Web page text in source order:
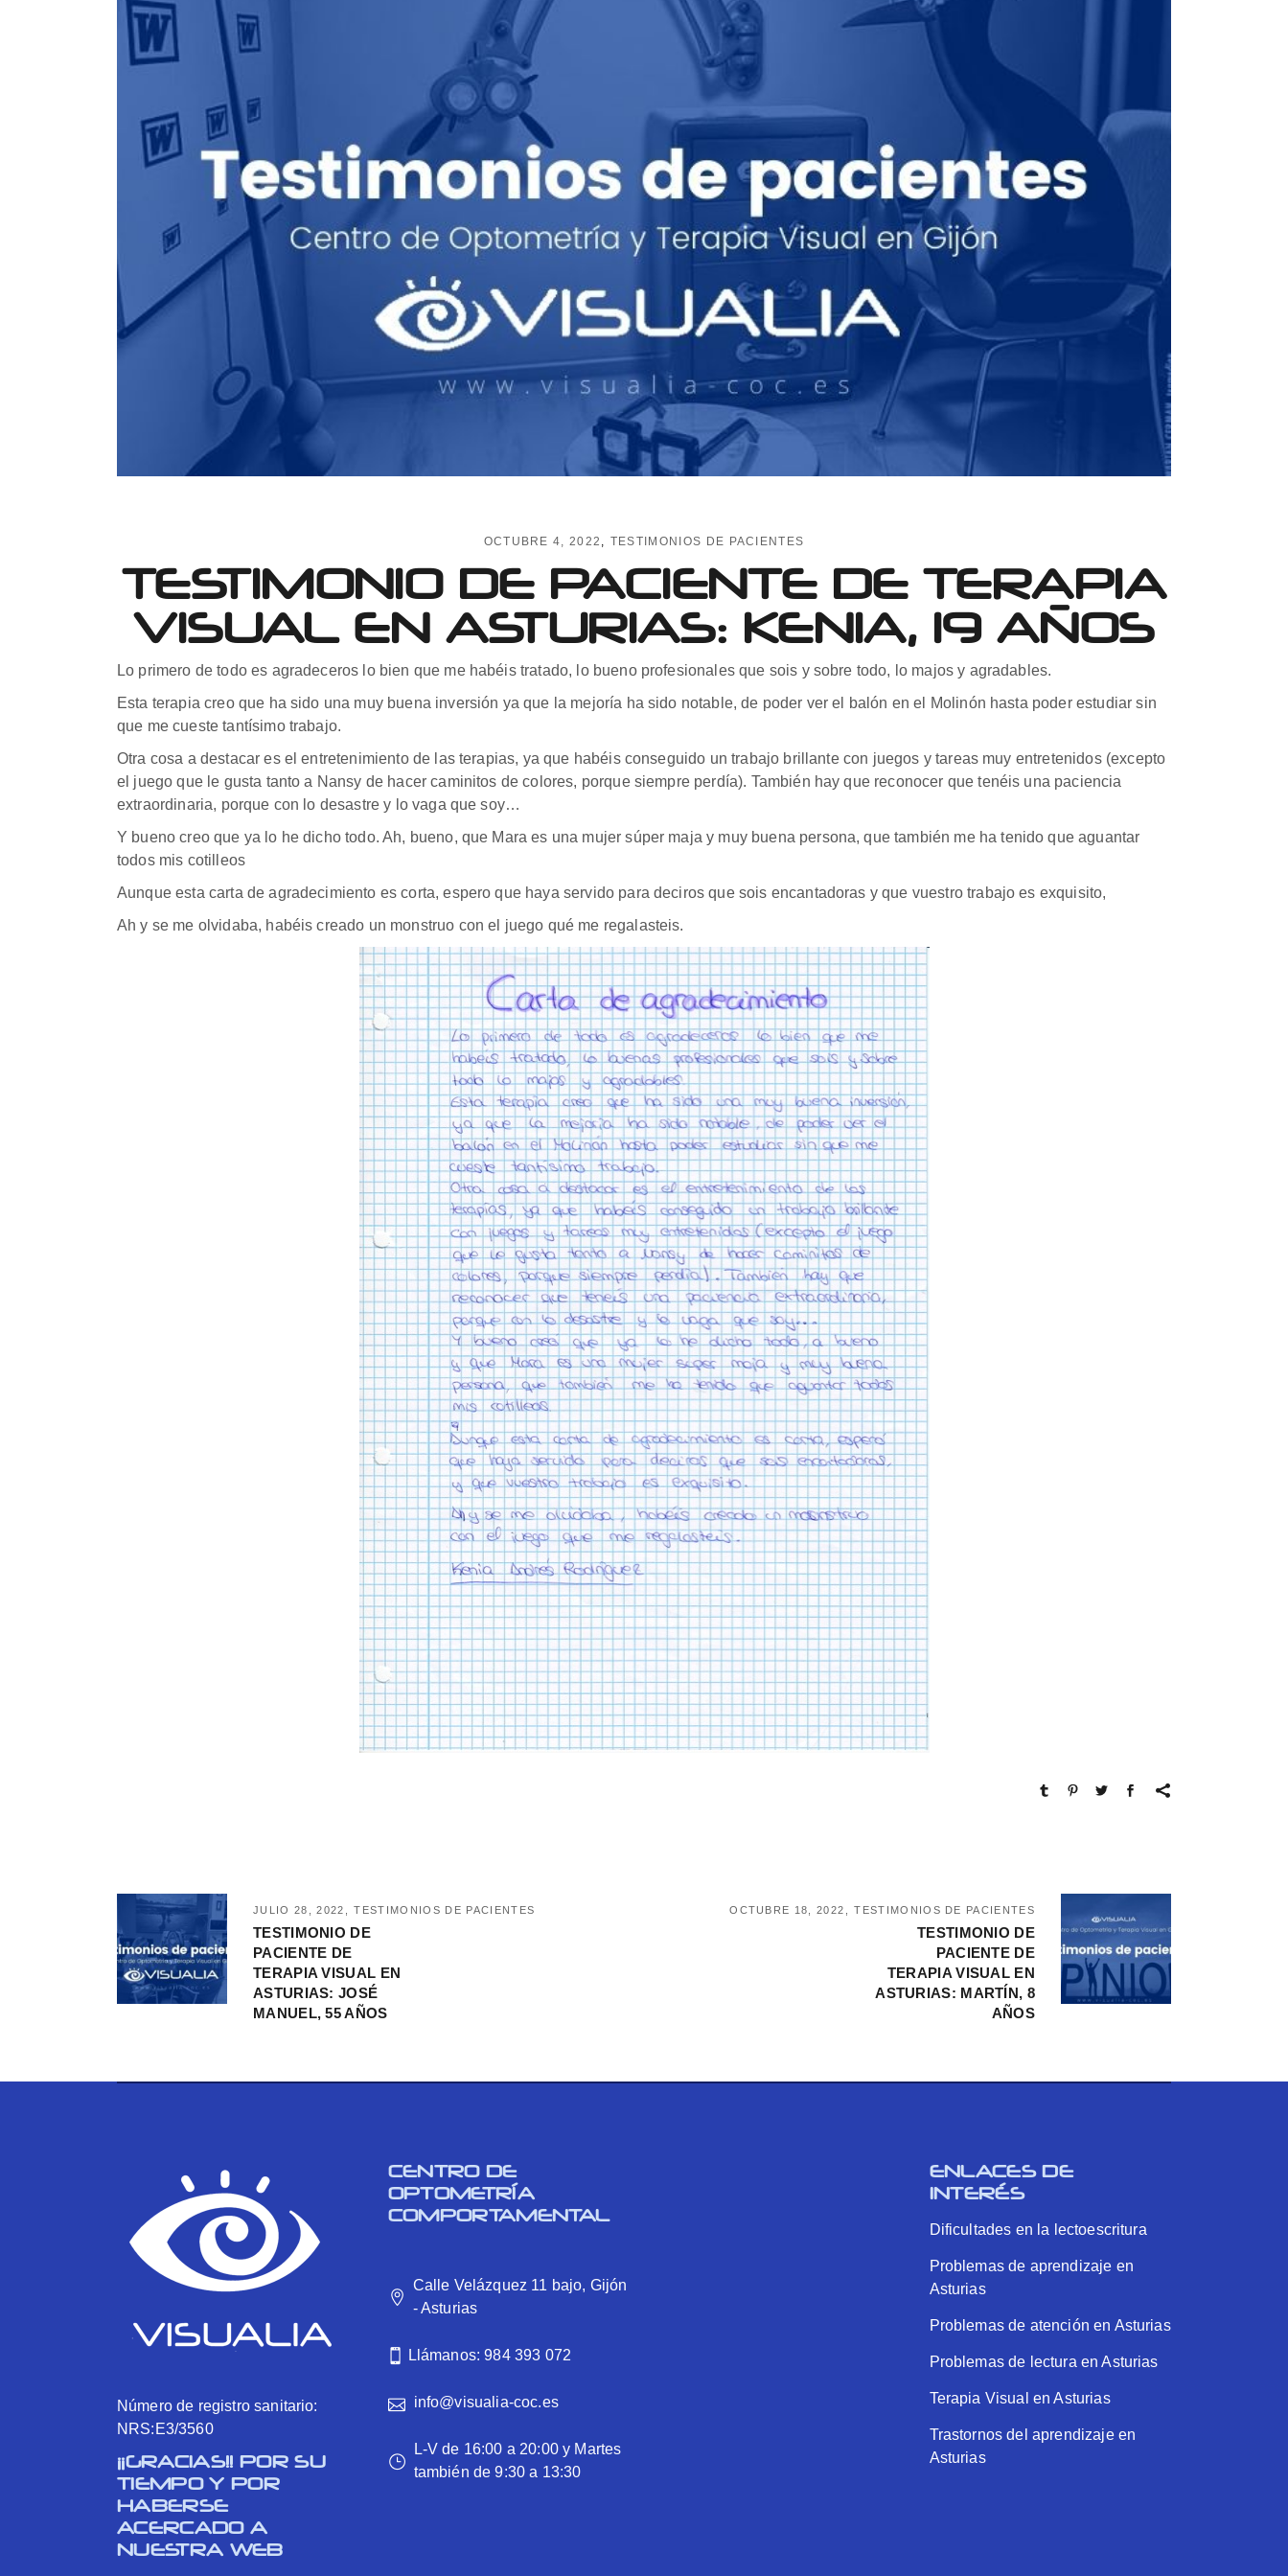
Forbrain
OCTUBRE 4, 2022 TESTIMONIOS DE PACIENTES
TESTIMONIO DE PACIENTE DE TERAPIA
VISUAL EN ASTURIAS: KENIA, 19 AÑOS
Lo primero de todo es agradeceros lo bien que me habéis tratado, lo bueno profesionales que sois y sobre todo, lo majos y agradables.
Esta terapia creo que ha sido una muy buena inversión ya que la mejoría ha sido notable, de poder ver el balón en el Molinón hasta poder estudiar sin
que me cueste tantísimo trabajo.
Otra cosa a destacar es el entretenimiento de las terapias, ya que habéis conseguido un trabajo brillante con juegos y tareas muy entretenidos (excepto
el juego que le gusta tanto a Nansy de hacer caminitos de colores, porque siempre perdía). También hay que reconocer que tenéis una paciencia
extraordinaria, porque con lo desastre y lo vaga que soy…
Y bueno creo que ya lo he dicho todo. Ah, bueno, que Mara es una mujer súper maja y muy buena persona, que también me ha tenido que aguantar
todos mis cotilleos
Aunque esta carta de agradecimiento es corta, espero que haya servido para deciros que sois encantadoras y que vuestro trabajo es exquisito,
Ah y se me olvidaba, habéis creado un monstruo con el juego qué me regalasteis.
JULIO 28, 2022 TESTIMONIOS DE PACIENTES
TESTIMONIO DE
PACIENTE DE
TERAPIA VISUAL EN
ASTURIAS: JOSÉ
MANUEL, 55 AÑOS
OCTUBRE 18, 2022 TESTIMONIOS DE PACIENTES
TESTIMONIO DE
PACIENTE DE
TERAPIA VISUAL EN
ASTURIAS: MARTÍN, 8
AÑOS
Número de registro sanitario:
NRS:E3/3560
¡¡GRACIAS!! POR SU
TIEMPO Y POR
HABERSE
ACERCADO A
NUESTRA WEB
CENTRO DE
OPTOMETRÍA
COMPORTAMENTAL
Calle Velázquez 11 bajo, Gijón
- Asturias
Llámanos: 984 393 072
info@visualia-coc.es
L-V de 16:00 a 20:00 y Martes
también de 9:30 a 13:30
ENLACES DE
INTERÉS
Dificultades en la lectoescritura
Problemas de aprendizaje en
Asturias
Problemas de atención en Asturias
Problemas de lectura en Asturias
Terapia Visual en Asturias
Trastornos del aprendizaje en
Asturias